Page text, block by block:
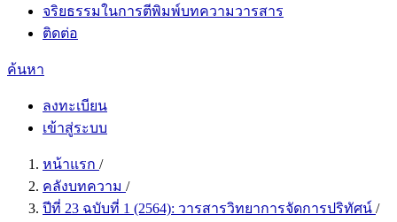
จริยธรรมในการตีพิมพ์บทความวารสาร
ติดต่อ
ค้นหา
ลงทะเบียน
เข้าสู่ระบบ
หน้าแรก /
คลังบทความ /
ปีที่ 23 ฉบับที่ 1 (2564): วารสารวิทยาการจัดการปริทัศน์ /